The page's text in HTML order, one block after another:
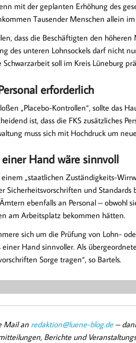
mit der geplanten Erhöhung des
Tausender Menschen allein im
dass die Beschäftigten den
des unteren Lohnsockels darf nicht
soll im Kreis Lüneburg
erforderlich
„Placebo-Kontrollen“, sollte das
ist, dass die FKS zusätzliches
muss sich mit Hochdruck um
Hand wäre sinnvoll
„staatlichen Zuständigkeits-
Sicherheitsvorschriften und
ebenfalls an Personal – obwohl
am Arbeitsplatz bekommen hätten.
sich um die Prüfung von Lohn-
Hand sinnvoller. Als
Sorge tragen“, so Bartels.
Mail an redaktion@luene-blog.de–
Berichte und